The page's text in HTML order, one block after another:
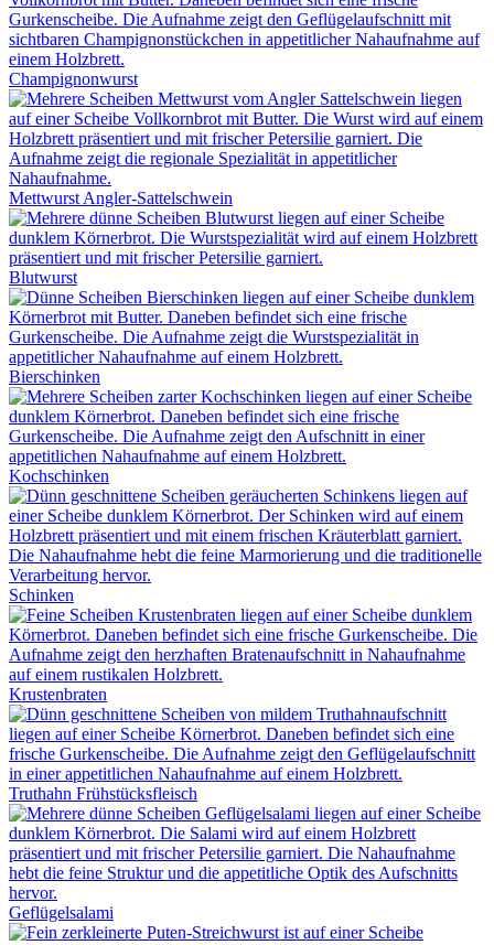
Champignonwurst
Mettwurst Angler-Sattelschwein
Blutwurst
Bierschinken
Kochschinken
Schinken
Krustenbraten
Truthahn Frühstücksfleisch
Geflügelsalami